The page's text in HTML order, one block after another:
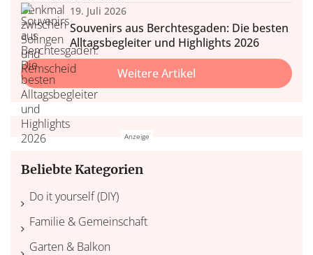
19. Juli 2026
Souvenirs aus Berchtesgaden: Die besten
Alltagsbegleiter und Highlights 2026
Weitere Artikel
Beliebte Kategorien
Do it yourself (DIY)
Familie & Gemeinschaft
Garten & Balkon